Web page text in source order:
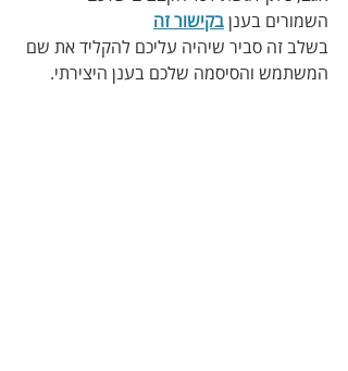
השמורים בענן בקישור זה
בשלב זה סביר שיהיה עליכם להקליד את שם
המשתמש והסיסמה שלכם בענן היצירתי.